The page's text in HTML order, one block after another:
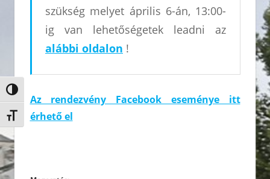
Nagy kontraszt váltása
Betűméret váltása
szükség melyet április 6-án, 13:00-
ig van lehetőségetek leadni az
alábbi oldalon !
Az rendezvény Facebook eseménye itt
érhető el